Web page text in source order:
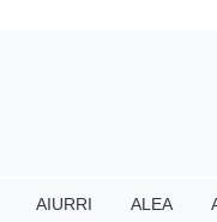
AIURRI ALEA